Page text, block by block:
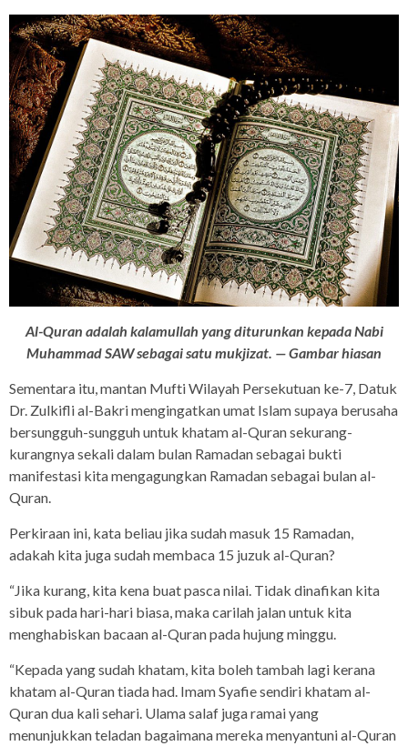
Al-Quran adalah kalamullah yang diturunkan kepada Nabi
Muhammad SAW sebagai satu mukjizat. — Gambar hiasan
Sementara itu, mantan Mufti Wilayah Persekutuan ke-7, Datuk
Dr. Zulkifli al-Bakri mengingatkan umat Islam supaya berusaha
bersungguh-sungguh untuk khatam al-Quran sekurang-
kurangnya sekali dalam bulan Ramadan sebagai bukti
manifestasi kita mengagungkan Ramadan sebagai bulan al-
Quran.
Perkiraan ini, kata beliau jika sudah masuk 15 Ramadan,
adakah kita juga sudah membaca 15 juzuk al-Quran?
“Jika kurang, kita kena buat pasca nilai. Tidak dinafikan kita
sibuk pada hari-hari biasa, maka carilah jalan untuk kita
menghabiskan bacaan al-Quran pada hujung minggu.
“Kepada yang sudah khatam, kita boleh tambah lagi kerana
khatam al-Quran tiada had. Imam Syafie sendiri khatam al-
Quran dua kali sehari. Ulama salaf juga ramai yang
menunjukkan teladan bagaimana mereka menyantuni al-Quran